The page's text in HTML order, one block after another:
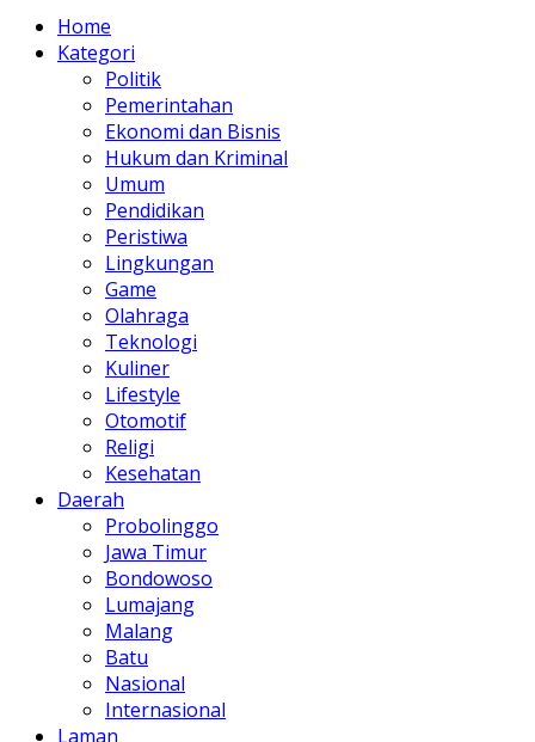
Home
Kategori
Politik
Pemerintahan
Ekonomi dan Bisnis
Hukum dan Kriminal
Umum
Pendidikan
Peristiwa
Lingkungan
Game
Olahraga
Teknologi
Kuliner
Lifestyle
Otomotif
Religi
Kesehatan
Daerah
Probolinggo
Jawa Timur
Bondowoso
Lumajang
Malang
Batu
Nasional
Internasional
Laman